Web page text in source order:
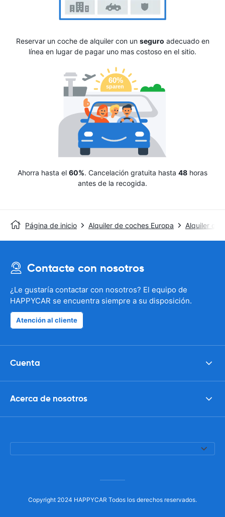
Reservar un coche de alquiler con un seguro adecuado en
línea en lugar de pagar uno mas costoso en el sitio.
Ahorra hasta el 60%. Cancelación gratuita hasta 48 horas
antes de la recogida.
Página de inicio Alquiler de coches Europa Alquiler de
Contacte con nosotros
¿Le gustaría contactar con nosotros? El equipo de
HAPPYCAR se encuentra siempre a su disposición.
Atención al cliente
Cuenta
Acerca de nosotros
Copyright 2024 HAPPYCAR Todos los derechos reservados.